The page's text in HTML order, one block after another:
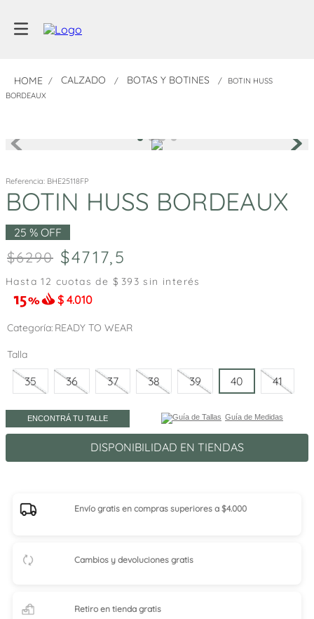
CALZADO BOTAS Y BOTINES
BOTIN HUSS
BORDEAUX
Referencia: BHE25118FP
BOTIN HUSS BORDEAUX
25 % OFF
6290 4717, 5
Hasta12 cuotas de $ 393 sin interés
$ 4.010
Categoría READY TO WEAR
Talla
35 36 37 38 39 40 41
ENCONTRÁ TU TALLE Guía de Medidas
DISPONIBILIDAD EN TIENDAS
Envío gratis en compras superiores a $4.000
Cambios y devoluciones gratis
Retiro en tiendagratis